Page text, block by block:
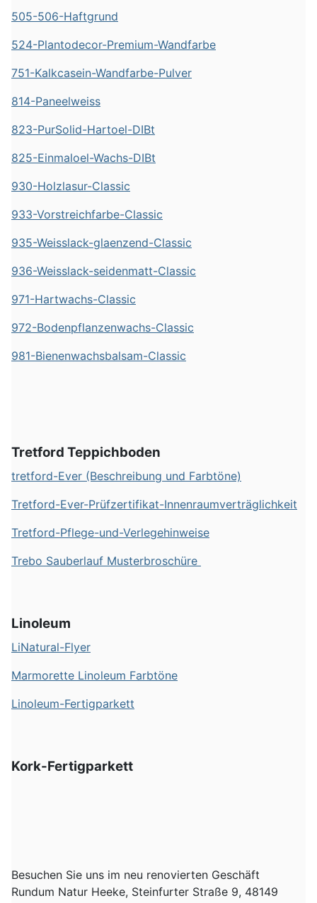
505-506-Haftgrund
524-Plantodecor-Premium-Wandfarbe
751-Kalkcasein-Wandfarbe-Pulver
814-Paneelweiss
823-PurSolid-Hartoel-DIBt
825-Einmaloel-Wachs-DIBt
930-Holzlasur-Classic
933-Vorstreichfarbe-Classic
935-Weisslack-glaenzend-Classic
936-Weisslack-seidenmatt-Classic
971-Hartwachs-Classic
972-Bodenpflanzenwachs-Classic
981-Bienenwachsbalsam-Classic
Tretford Teppichboden
tretford-Ever (Beschreibung und Farbtöne)
Tretford-Ever-Prüfzertifikat-Innenraumverträglichkeit
Tretford-Pflege-und-Verlegehinweise
Trebo Sauberlauf Musterbroschüre
Linoleum
LiNatural-Flyer
Marmorette Linoleum Farbtöne
Linoleum-Fertigparkett
Kork-Fertigparkett
Besuchen Sie uns im neu renovierten Geschäft
Rundum Natur Heeke, Steinfurter Straße 9, 48149